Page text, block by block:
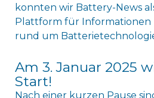
konnten wir Battery-News
Plattform für Informationen
rund um
Am 3. Januar 2025
Start!
Nach einer kurzen Pause